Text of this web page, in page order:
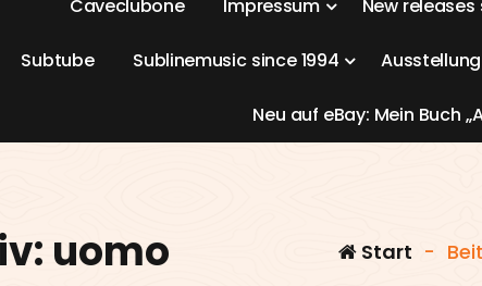
Caveclubone Impressum New releases
Subtube Sublinemusic since1994 Ausstellung
Neu auf eBay: Mein Buch „
uomo Start -